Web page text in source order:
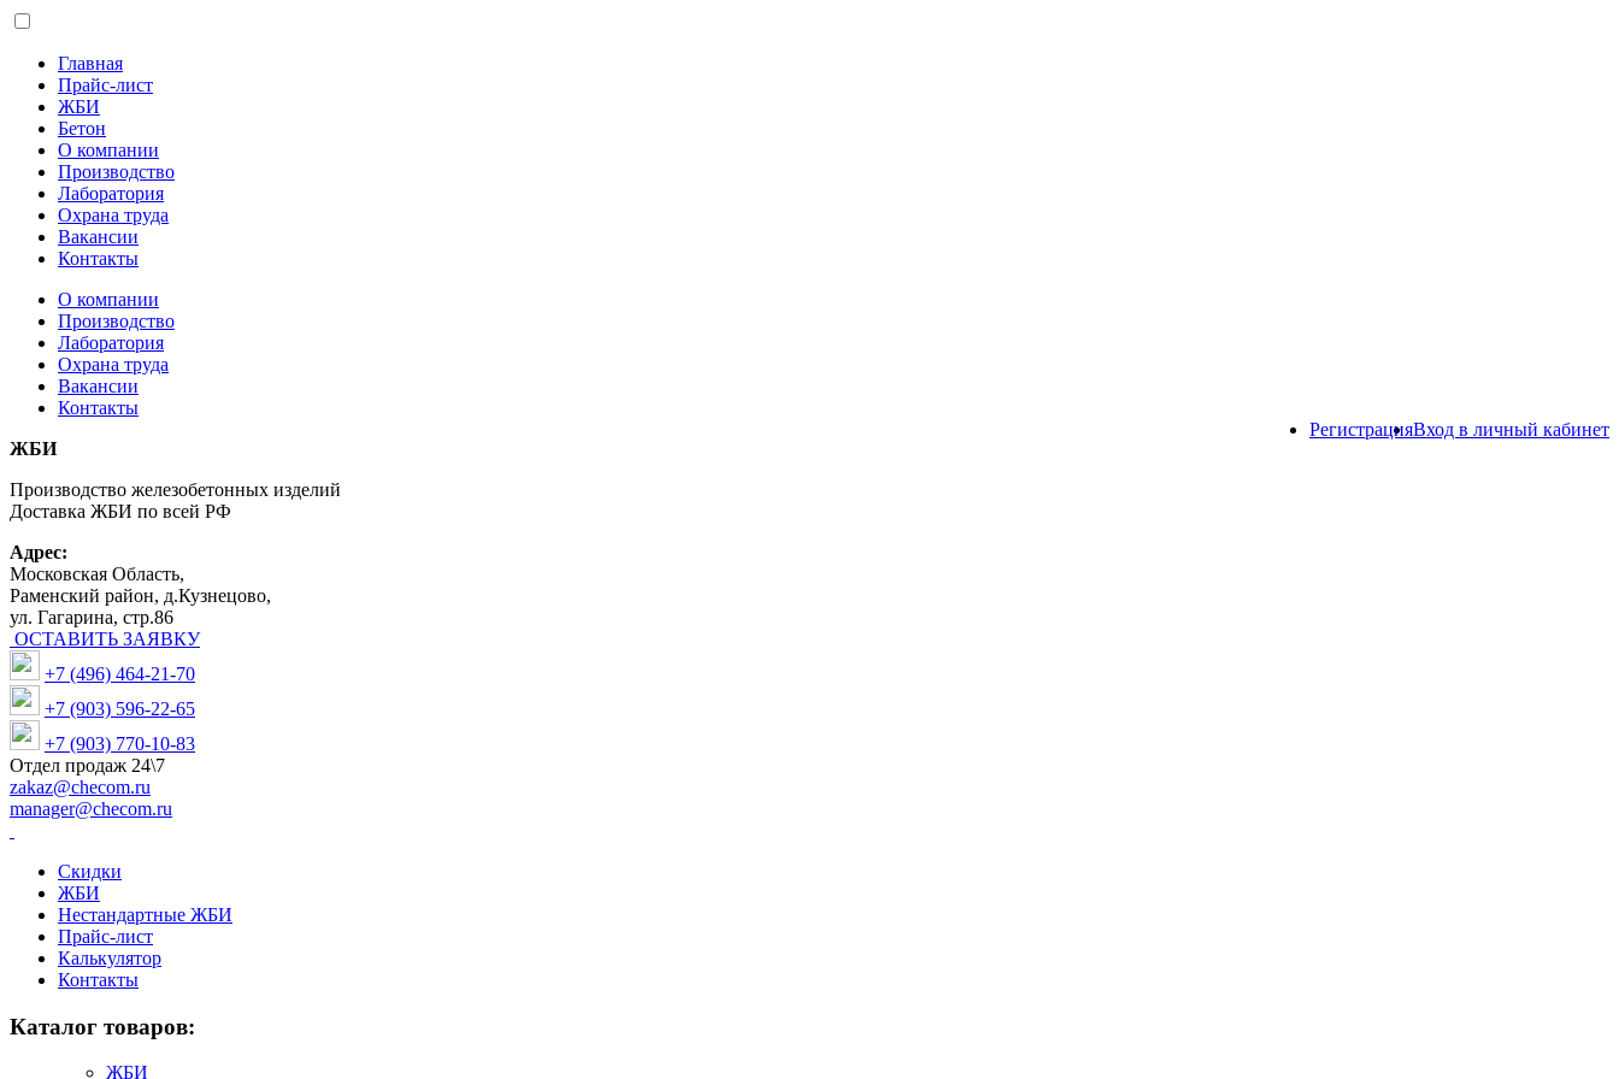
Главная
Прайс-лист
ЖБИ
Бетон
О компании
Производство
Лаборатория
Охрана труда
Вакансии
Контакты
О компании
Производство
Лаборатория
Охрана труда
Вакансии
Контакты
Вход в личный кабинет
Регистрация
ЖБИ
Производство железобетонных изделий
Доставка ЖБИ по всей РФ
Адрес:
Московская Область,
Раменский район, д.Кузнецово,
ул. Гагарина, стр.86
ОСТАВИТЬ ЗАЯВКУ
+7 (496) 464-21-70
+7 (903) 596-22-65
+7 (903) 770-10-83
Отдел продаж 24\7
zakaz@checom.ru
manager@checom.ru
Скидки
ЖБИ
Нестандартные ЖБИ
Прайс-лист
Калькулятор
Контакты
Каталог товаров:
ЖБИ